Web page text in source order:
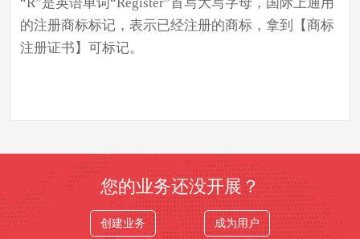
的注册商标标记，表示已经注册的商标，拿到【商标
注册证书】可标记。
您的业务还没开展？
创建业务 成为用户